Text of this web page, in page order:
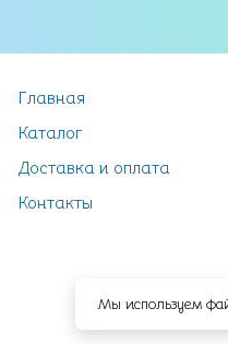
Главная
Каталог
Доставка и оплата
Контакты
Мы используем